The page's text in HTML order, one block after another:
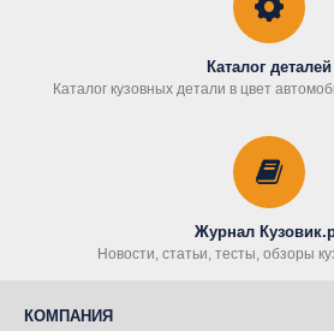
Каталог деталей
Каталог кузовных детали в цвет
Журнал
Новости, статьи, тесты, обзоры
КОМПАНИЯ